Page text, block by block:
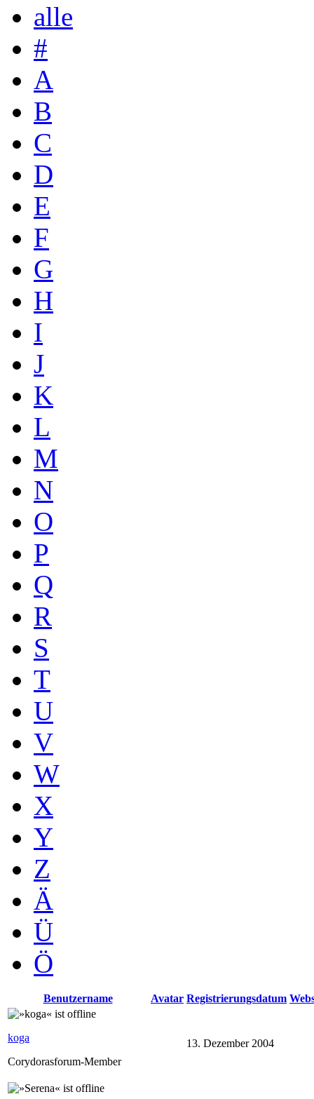
alle
#
A
B
C
D
E
F
G
H
I
J
K
L
M
N
O
P
Q
R
S
T
U
V
W
X
Y
Z
Ä
Ü
Ö
Benutzername Avatar Registrierungsdatum
koga
Corydorasforum-Member
13. Dezember 2004